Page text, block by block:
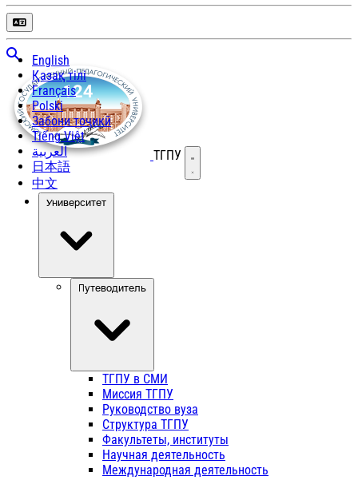
English
Қазақ тілі
Français
Polski
Забони тоҷикӣ
Tiếng Việt
العربية
日本語
中文
ТГПУ Открыть меню
Университет
Путеводитель
ТГПУ в СМИ
Миссия ТГПУ
Руководство вуза
Структура ТГПУ
Факультеты, институты
Научная деятельность
Международная деятельность